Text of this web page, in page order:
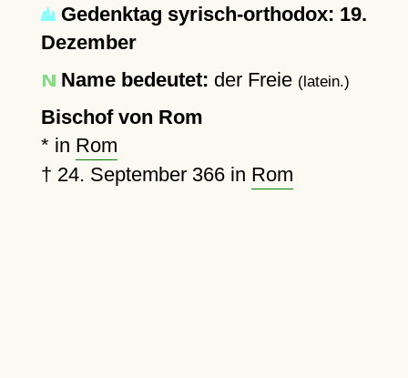
Gedenktag syrisch-orthodox: 19.
Dezember
Name bedeutet: der Freie (latein.)
Bischof von Rom
* in Rom
† 24. September 366in Rom